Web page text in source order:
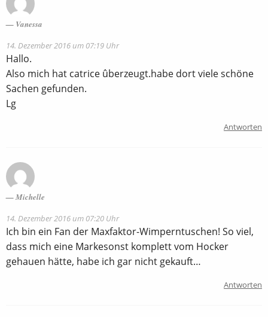
Vanessa
14. Dezember 2016 um 07:19 Uhr
Hallo.
Also mich hat catrice ûberzeugt.habe dort viele schöne
Sachen gefunden.
Lg
Antworten
Michelle
14. Dezember 2016 um 07:20 Uhr
Ich bin ein Fan der Maxfaktor-Wimperntuschen! So viel,
dass mich eine Markesonst komplett vom Hocker
gehauen hätte, habe ich gar nicht gekauft…
Antworten